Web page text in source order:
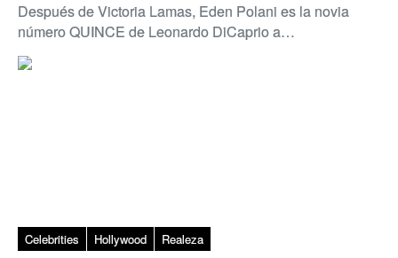
Después de Victoria Lamas, Eden Polani es la novia
número QUINCE de Leonardo DiCaprio a…
Celebrities Hollywood Realeza